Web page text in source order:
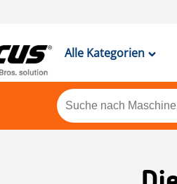
Alle Kategorien